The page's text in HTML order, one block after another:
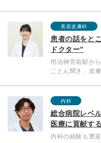
美容皮膚科
患者の話をと
ドクター”
明治神宮前駅か
ことん聞き、皮
内科
総合病院レベ
医療に貢献する
内科の経験も豊